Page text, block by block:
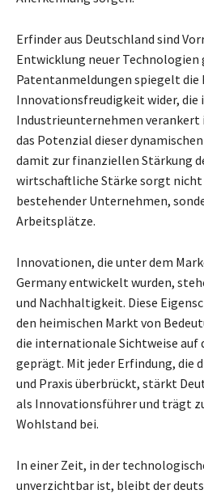
Erfinder aus Deutschland sind
Entwicklung neuer Technologien
Patentanmeldungen spiegelt
Innovationsfreudigkeit wider, die
Industrieunternehmen verankert
das Potenzial dieser
damit zur finanziellen Stärkung
wirtschaftliche Stärke sorgt nicht
bestehender Unternehmen,
Arbeitsplätze.
Innovationen, die unter dem
Germany entwickelt wurden,
und Nachhaltigkeit. Diese
den heimischen Markt von
die internationale Sichtweise auf
geprägt. Mit jeder Erfindung, die
und Praxis überbrückt, stärkt
als Innovationsführer und trägt
Wohlstand bei.
In einer Zeit, in der
unverzichtbar ist, bleibt der